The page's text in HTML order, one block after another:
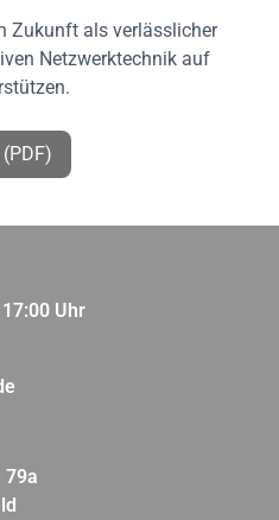
Zukunft als verlässlicher
Netzwerktechnik auf
Uhr
79a